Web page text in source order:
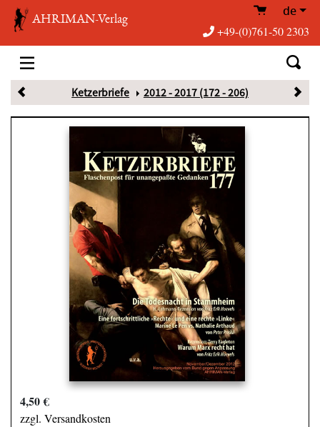
AHRIMAN-Verlag de
+49-(0)761-50 2303
Ketzerbriefe 2012 - 2017 (172 - 206)
4,50 €
zzgl. Versandkosten